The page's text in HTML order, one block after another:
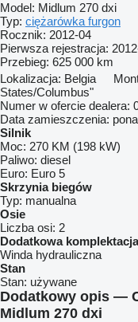
Model: Midlum 270 dxi
Typ: ciężarówka furgon
Rocznik: 2012-04
Pierwsza rejestracja:
Przebieg: 625 000 km
Lokalizacja: Belgia
States/Columbus"
Numer w ofercie dealera:
Data zamieszczenia:
Silnik
Moc: 270 KM (198 kW)
Paliwo: diesel
Euro: Euro 5
Skrzynia biegów
Typ: manualna
Osie
Liczba osi: 2
Dodatkowa komplektacja
Winda hydrauliczna
Stan
Stan: używane
Dodatkowy opis —
Midlum 270 dxi